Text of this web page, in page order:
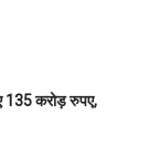
135 करोड़ रुपए,